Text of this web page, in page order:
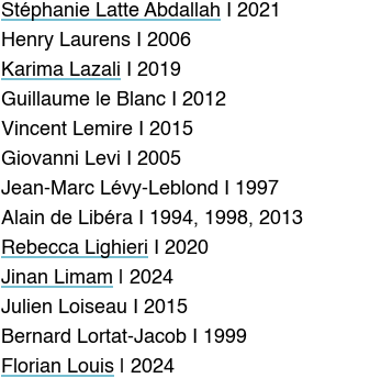
Stéphanie Latte Abdallah I 2021
Henry Laurens I 2006
Karima Lazali I 2019
Guillaume le Blanc I 2012
Vincent Lemire I 2015
Giovanni Levi I 2005
Jean-Marc Lévy-Leblond I 1997
Alain de Libéra I 1994, 1998, 2013
Rebecca Lighieri I 2020
Jinan Limam | 2024
Julien Loiseau I 2015
Bernard Lortat-Jacob I 1999
Florian Louis| 2024